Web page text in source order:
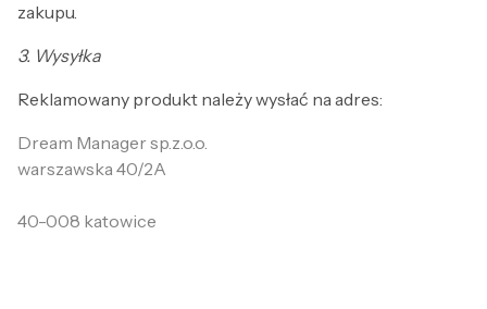
zakupu.
3. Wysyłka
Reklamowany produkt należy wysłać na adres:
Dream Manager sp.z.o.o.
warszawska 40/2A
40-008 katowice